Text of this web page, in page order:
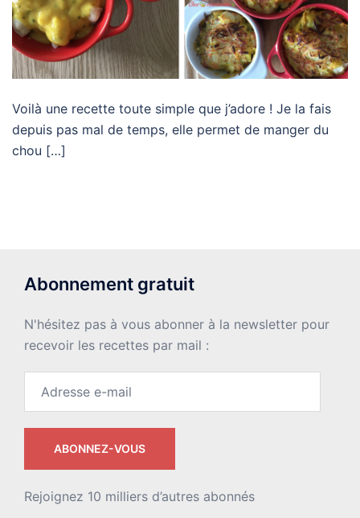
Voilà une recette toute simple que j’adore ! Je la fais
depuis pas mal de temps, elle permet de manger du
chou […]
Abonnement gratuit
N'hésitez pas à vous abonner à la newsletter pour
recevoir les recettes par mail :
ABONNEZ-VOUS
Rejoignez 10 milliers d’autres abonnés